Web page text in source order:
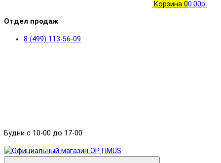
Корзина 00.00р.
Отдел продаж
8 (499) 113-56-09
Будни с 10-00 до 17-00